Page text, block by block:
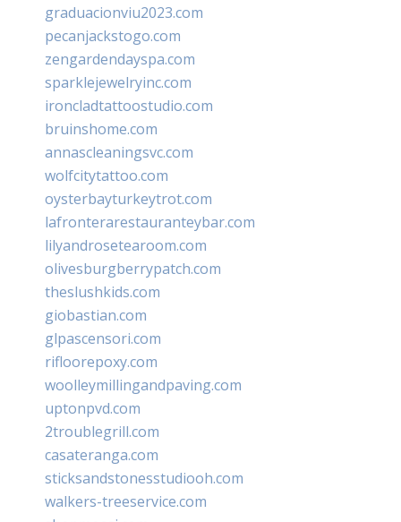
graduacionviu2023.com
pecanjackstogo.com
zengardendayspa.com
sparklejewelryinc.com
ironcladtattoostudio.com
bruinshome.com
annascleaningsvc.com
wolfcitytattoo.com
oysterbayturkeytrot.com
lafronterarestauranteybar.com
lilyandrosetearoom.com
olivesburgberrypatch.com
theslushkids.com
giobastian.com
glpascensori.com
rifloorepoxy.com
woolleymillingandpaving.com
uptonpvd.com
2troublegrill.com
casateranga.com
sticksandstonesstudiooh.com
walkers-treeservice.com